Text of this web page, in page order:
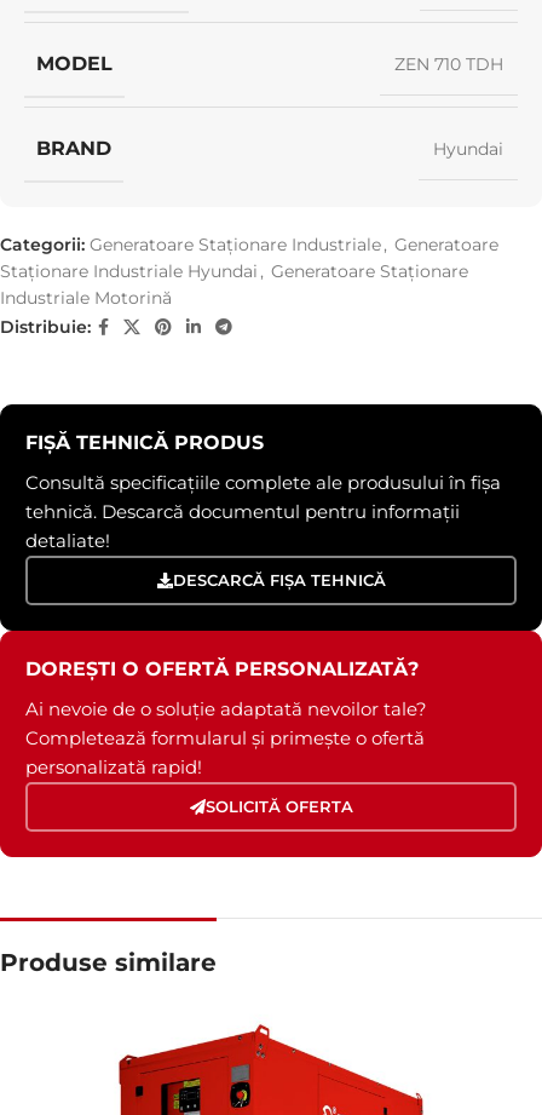
MODEL ZEN 710 TDH
BRAND Hyundai
Categorii: Generatoare Staționare Industriale, Generatoare
Staționare Industriale Hyundai , Generatoare Staționare
Industriale Motorină
Distribuie:
FIȘĂ TEHNICĂ PRODUS
Consultă specificațiile complete ale produsului în fișa
tehnică. Descarcă documentul pentru informații
detaliate!
DESCARCĂ FIȘA TEHNICĂ
DOREȘTI O OFERTĂ PERSONALIZATĂ?
Ai nevoie de o soluție adaptată nevoilor tale?
Completează formularul și primește o ofertă
personalizată rapid!
SOLICITĂ OFERTA
Produse similare